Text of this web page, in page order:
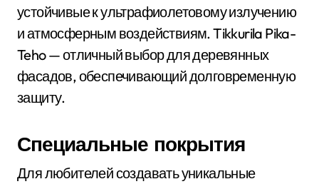
устойчивые к ультрафиолетовому излучению
и атмосферным воздействиям. Tikkurila Pika-
Teho — отличный выбор для деревянных
фасадов, обеспечивающий долговременную
защиту.
Специальные покрытия
Для любителей создавать уникальные